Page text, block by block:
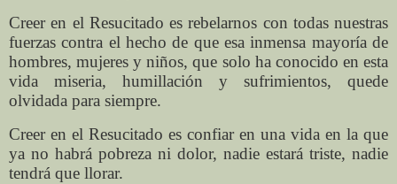
Creer en el Resucitado es rebelarnos con todas nuestras
fuerzas contra el hecho de que esa inmensa mayoría de
hombres, mujeres y niños, que solo ha conocido en esta
vida miseria, humillación y sufrimientos, quede
olvidada para siempre.
Creer en el Resucitado es confiar en una vida en la que
ya no habrá pobreza ni dolor, nadie estará triste, nadie
tendrá que llorar.